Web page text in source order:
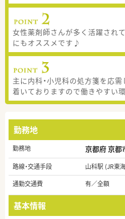
女性薬剤師さんが多く活躍され
にもオススメです♪
主に内科・小児科の処方箋を応
着いておりますので働きやすい
勤務地
勤務地 京都府 京都
路線・交通手段
山科駅 (JR東
通勤交通費
有／全額
基本情報